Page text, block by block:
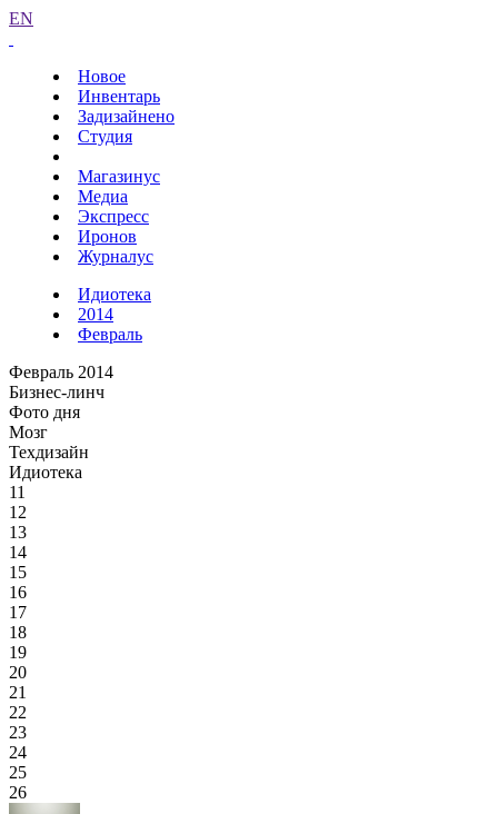
EN
Новое
Инвентарь
Задизайнено
Студия
Магазинус
Медиа
Экспресс
Иронов
Журналус
Идиотека
2014
Февраль
Февраль 2014
Бизнес-линч
Фото дня
Мозг
Техдизайн
Идиотека
11
12
13
14
15
16
17
18
19
20
21
22
23
24
25
26